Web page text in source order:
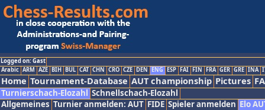
Logged on: Gast
Arabic ARM AZE BIH BUL CAT CHN CRO CZE DEN ENG ESP FAI FIN FRA GER GRE INA
Home Tournament-Database AUT championship Pictures
Turnierschach-Elozahl Schnellschach-Elozahl
Allgemeines Turnier anmelden: AUT FIDE Spieler anmelden Elo